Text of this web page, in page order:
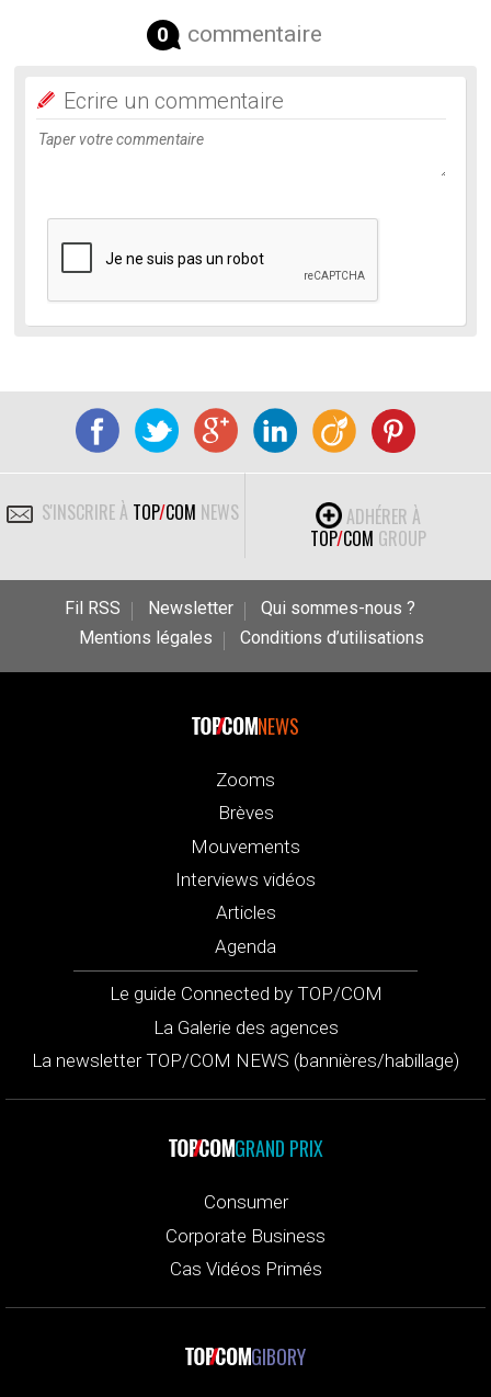
0 commentaire
Ecrire un commentaire
S'INSCRIRE À TOP/COM NEWS
ADHÉRER À
TOP/COM GROUP
Fil RSS Newsletter
Qui sommes-nous ?
Mentions légales
Conditions d’utilisations
NEWS
Zooms
Brèves
Mouvements
Interviews vidéos
Articles
Agenda
Le guide Connected by TOP/COM
La Galerie des agences
La newsletter TOP/COM NEWS (bannières/habillage)
GRAND PRIX
Consumer
Corporate Business
Cas Vidéos Primés
GIBORY